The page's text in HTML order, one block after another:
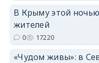
В Крыму этой
жителей
0 17220
«Чудом живы»: в